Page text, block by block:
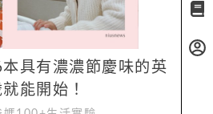
具有濃濃節慶味的英
能開始！